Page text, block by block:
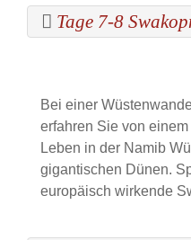
Tage 7-8
Bei einer
erfahren Sie von
Leben in der Namib
gigantischen Dünen.
europäisch wirkende